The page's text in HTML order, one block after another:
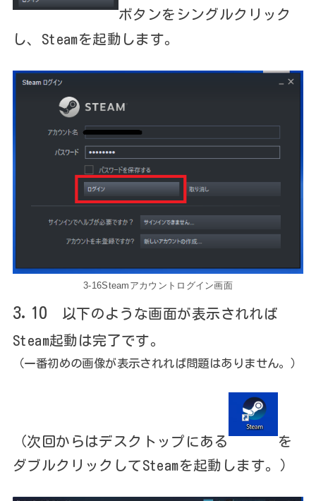
ボタンをシングルクリック
し、Steamを起動します。
3-16Steamアカウントログイン画面
3.10 以下のような画面が表示されれば
Steam起動は完了です。
（一番初めの画像が表示されれば問題はありません。）
（次回からはデスクトップにある
を
ダブルクリックしてSteamを起動します。）